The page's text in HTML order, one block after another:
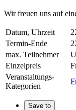
Wir freuen uns auf
Datum, Uhrzeit
Termin-Ende
max. Teilnehmer
Einzelpreis
Veranstaltungs-
Kategorien
Save to